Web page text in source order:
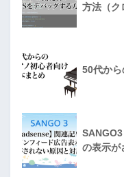
方法（ク
50代か
の表示が